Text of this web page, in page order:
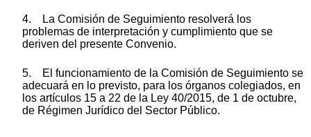
4. La Comisión de Seguimiento resolverá los
problemas de interpretación y cumplimiento que se
deriven del presente Convenio.
5. El funcionamiento de la Comisión de Seguimiento se
adecuará en lo previsto, para los órganos colegiados, en
los artículos 15 a 22 de la Ley 40/2015, de 1 de octubre,
de Régimen Jurídico del Sector Público.